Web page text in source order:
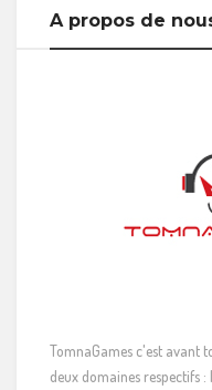
A propos de
TomnaGames c'est avant
deux domaines respectifs